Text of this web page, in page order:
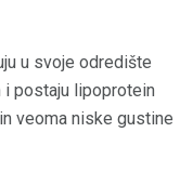
u svoje odredište
i postaju lipoprotein
veoma niske gustine